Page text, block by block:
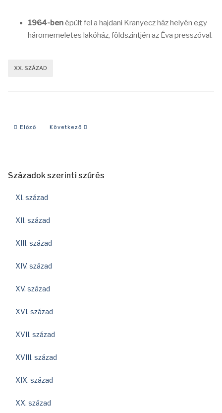
1964-benépült fel a hajdani Kranyecz ház helyén egy
háromemeletes lakóház, földszintjén az Éva presszóval.
XX. SZÁZAD
Előző cikk: 1969-es év eseményei
Előző Következő cikk: 1959-es év eseményei
Következő
Századok szerinti szűrés
XI. század
XII. század
XIII. század
XIV. század
XV. század
XVI. század
XVII. század
XVIII. század
XIX. század
XX. század